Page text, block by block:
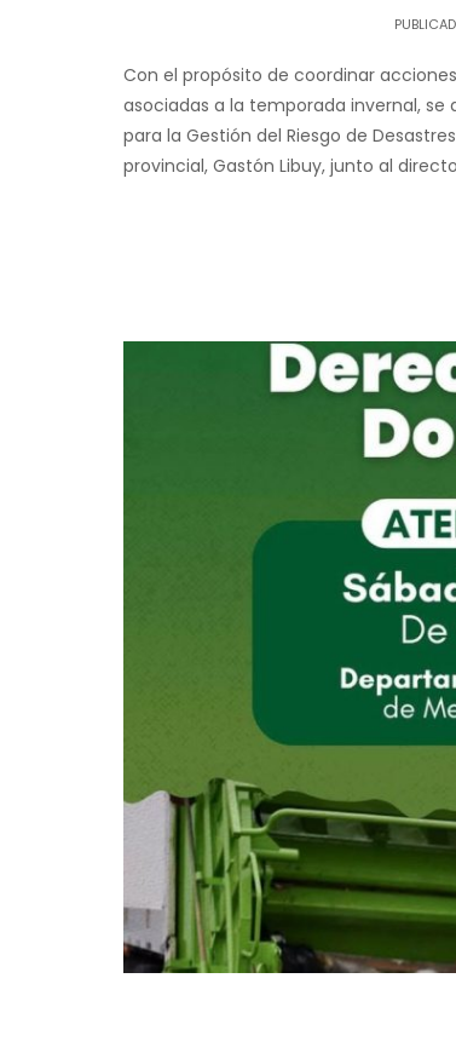
Con el propósito de coordinar
asociadas a la temporada invernal, se
para la Gestión del Riesgo de
provincial, Gastón Libuy, junto al